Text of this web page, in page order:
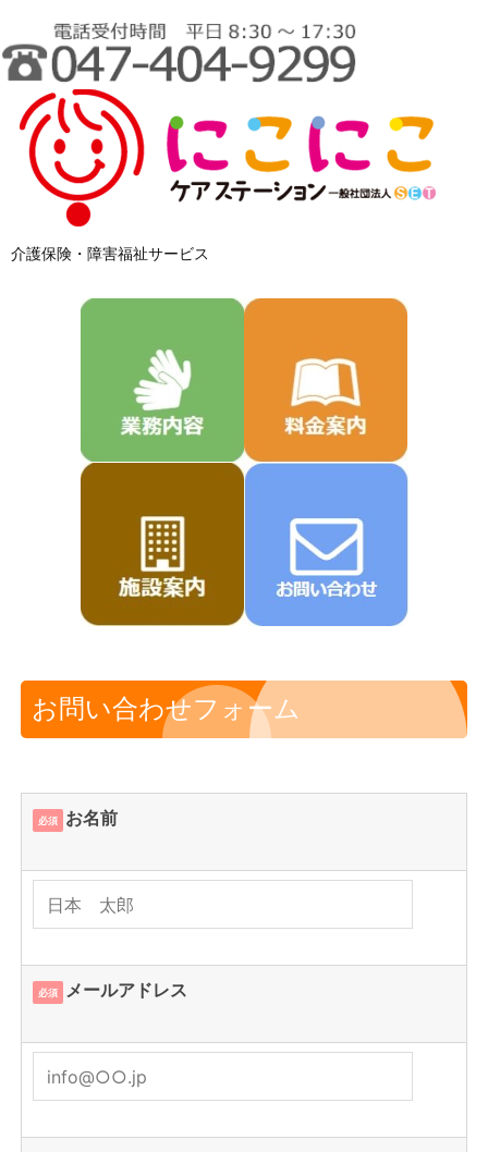
介護保険・障害福祉サービス
お問い合わせフォーム
必須 お名前
必須 メールアドレス